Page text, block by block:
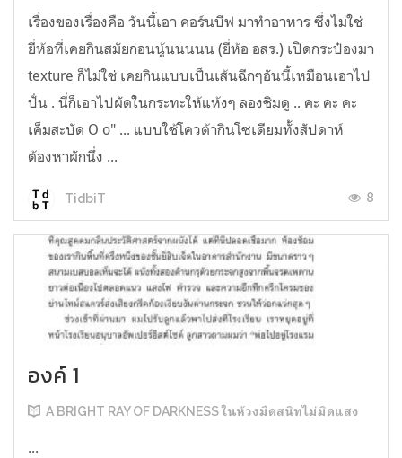
เรื่องของเรื่องคือ วันนี้เอา คอร์นบีฟ มาทำอาหาร ซึ่งไม่ใช่
ยี่ห้อที่เคยกินสมัยก่อนนู้นนนนน (ยี่ห้อ อสร.) เปิดกระป๋องมา
texture ก็ไม่ใช่ เคยกินแบบเป็นเส้นฉีกๆอันนี้เหมือนเอาไป
ปั่น . นี่ก็เอาไปผัดในกระทะให้แห้งๆ ลองชิมดู .. คะ คะ คะ
เค็มสะบัด O o" ... แบบใช้โควต้ากินโซเดียมทั้งสัปดาห์
ต้องหาผักนึ่ง ...
TidbiT 8
องค์ 1
A BRIGHT RAY OF DARKNESS ในห้วงมืดสนิทไม่มิดแสง
...